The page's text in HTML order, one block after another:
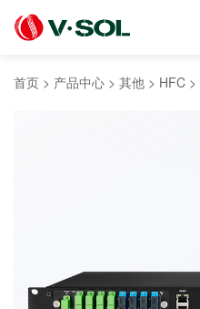
首页 > 产品中心 > 其他 > HFC >